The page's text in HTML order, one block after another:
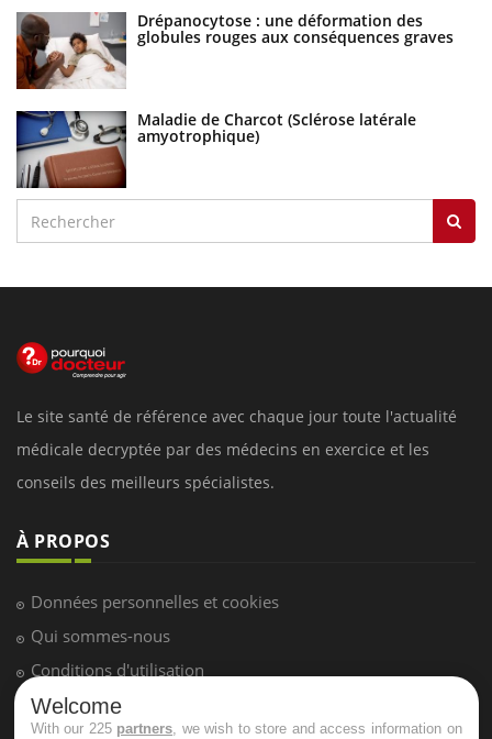
Drépanocytose : une déformation des
globules rouges aux conséquences graves
Maladie de Charcot (Sclérose latérale
amyotrophique)
Le site santé de référence avec chaque jour toute l'actualité
médicale decryptée par des médecins en exercice et les
conseils des meilleurs spécialistes.
À PROPOS
Données personnelles et cookies
Qui sommes-nous
Conditions d'utilisation
Plan du site
Welcome
With our 225 partners , we wish to store and access information on